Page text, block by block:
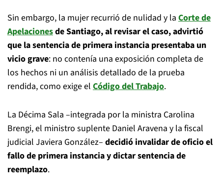
Sin embargo, la mujer recurrió de nulidad y la Corte de
Apelacionesde Santiago, al revisar el caso, advirtió
que la sentencia de primera instancia presentaba un
vicio grave: no contenía una exposición completa de
los hechos ni un análisis detallado de la prueba
rendida, como exige el Código del Trabajo.
La Décima Sala –integrada por la ministra Carolina
Brengi, el ministro suplente Daniel Aravena y la fiscal
judicial Javiera González– decidió invalidar de oficio el
fallo de primera instancia y dictar sentencia de
reemplazo.